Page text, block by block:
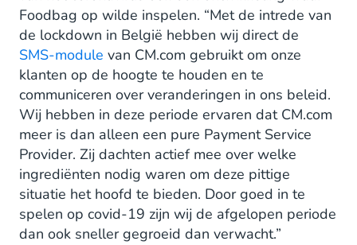
Foodbag op wilde inspelen. “Met de intrede van
de lockdown in België hebben wij direct de
SMS-module van CM.com gebruikt om onze
klanten op de hoogte te houden en te
communiceren over veranderingen in ons beleid.
Wij hebben in deze periode ervaren dat CM.com
meer is dan alleen een pure Payment Service
Provider. Zij dachten actief mee over welke
ingrediënten nodig waren om deze pittige
situatie het hoofd te bieden. Door goed in te
spelen op covid-19 zijn wij de afgelopen periode
dan ook sneller gegroeid dan verwacht.”